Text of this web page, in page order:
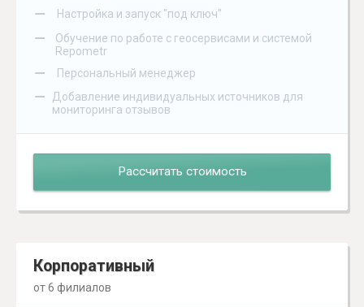
– Настройка и запуск "под ключ"
–
Обучение по работе с геосервисами и системой
Repometr
– Персональный менеджер
–
Добавление индивидуальных источников для
мониторинга отзывов
Рассчитать стоимость
Корпоративный
от 6 филиалов